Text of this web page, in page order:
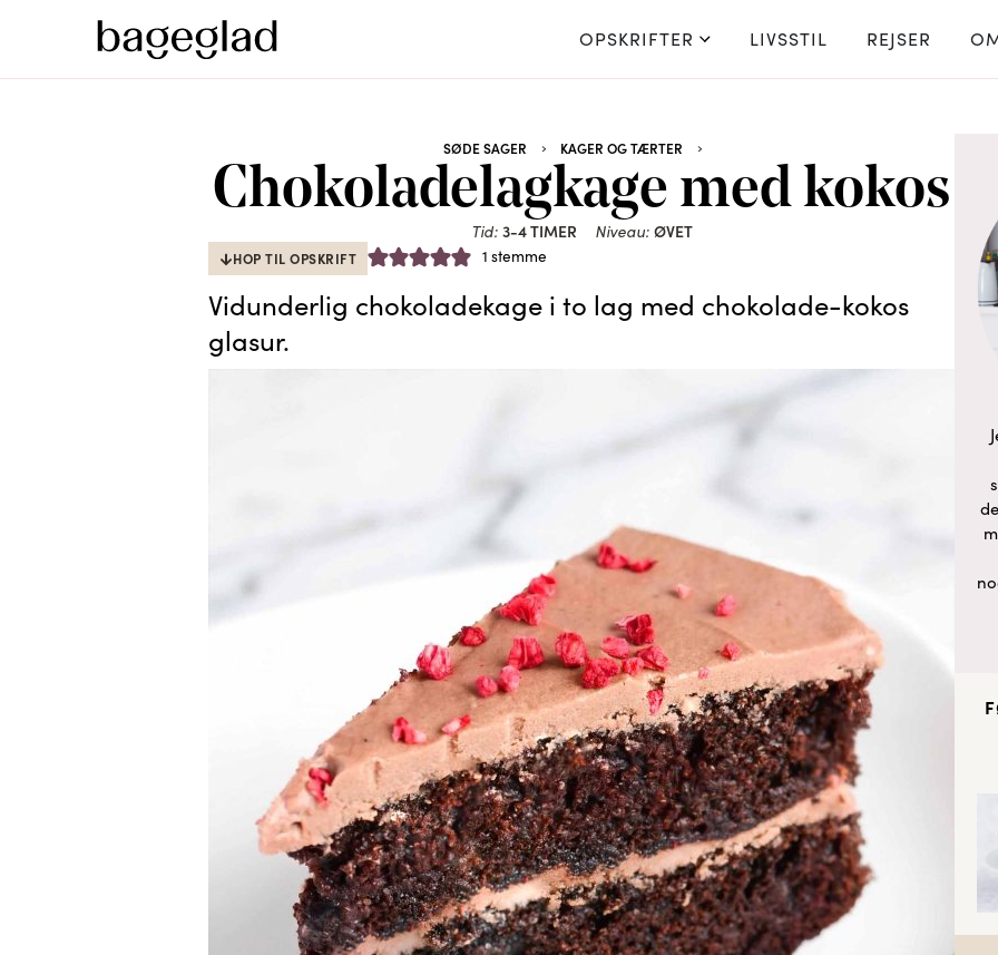
OPSKRIFTER LIVSSTIL REJSER
SØDE SAGER KAGER OG TÆRTER
Chokoladelagkage med kokos
Tid: 3-4 TIMER Niveau: ØVET
HOP TIL OPSKRIFT 1 stemme
Vidunderlig chokoladekage i to lag med chokolade-kokos
glasur.